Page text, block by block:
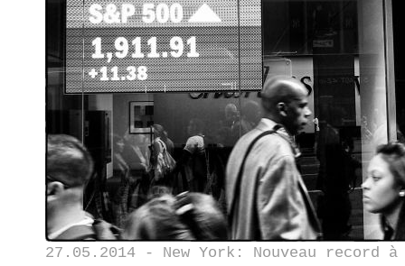
27.05.2014 - New York: Nouveau